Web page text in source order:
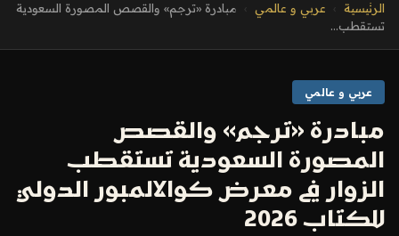
إلى
المحتوى
الرئيسية عربي و عالمي
مبادرة «ترجم» والقصص المصورة السعودية
تستقطب...
عربي و عالمي
مبادرة «ترجم» والقصص
المصورة السعودية تستقطب
الزوار في معرض كوالالمبور الدولي
للكتاب 2026